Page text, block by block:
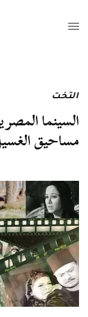
التخت
السينما
مساحيق